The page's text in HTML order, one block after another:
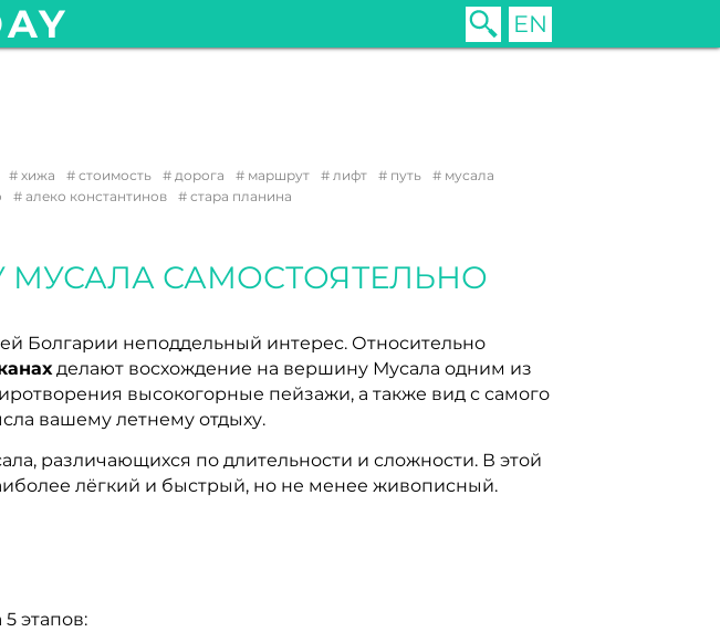
EN
хижа стоимость дорога маршрут лифт путь
мусала
алеко константинов стара планина
МУСАЛА САМОСТОЯТЕЛЬНО
Болгарии неподдельный интерес. Относительно
делают восхождение на вершину Мусала одним из
высокогорные пейзажи, а также вид с самого
вашему летнему отдыху.
различающихся по длительности и сложности. В этой
лёгкий и быстрый, но не менее живописный.
этапов: